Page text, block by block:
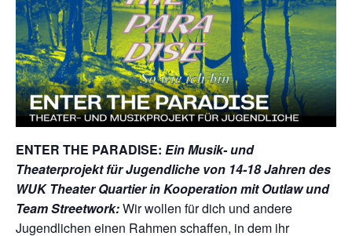
ENTER THE PARADISE: Ein Musik- und
Theaterprojekt für Jugendliche von 14-18 Jahren des
WUK Theater Quartier in Kooperation mit Outlaw und
Team Streetwork:Wir wollen für dich und andere
Jugendlichen einen Rahmen schaffen, in dem ihr